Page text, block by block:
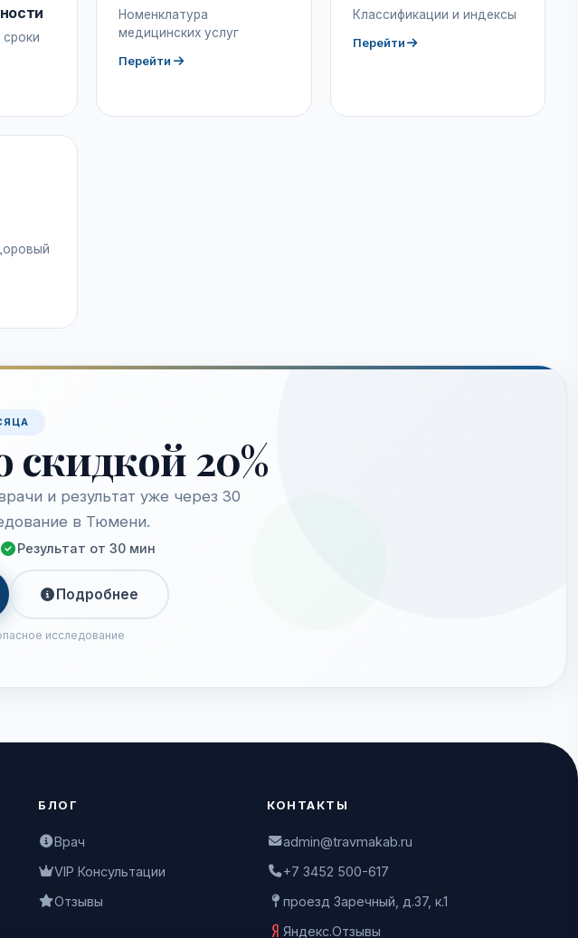
Номенклатура
медицинских услуг
Перейти
Классификации и индексы
Перейти
скидкой 20%
и результат уже через 30
в Тюмени.
Результат от 30 мин
Подробнее
исследование
БЛОГ
Врач
VIP Консультации
Отзывы
КОНТАКТЫ
admin@travmakab.ru
+7 3452 500-617
проезд Заречный, д.37, к.1
Яндекс.Отзывы